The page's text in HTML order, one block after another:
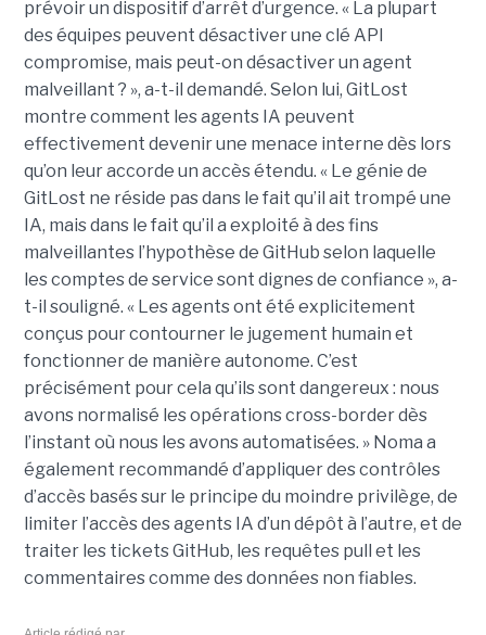
prévoir un dispositif d’arrêt d’urgence. « La plupart
des équipes peuvent désactiver une clé API
compromise, mais peut-on désactiver un agent
malveillant ? », a-t-il demandé. Selon lui, GitLost
montre comment les agents IA peuvent
effectivement devenir une menace interne dès lors
qu’on leur accorde un accès étendu. « Le génie de
GitLost ne réside pas dans le fait qu’il ait trompé une
IA, mais dans le fait qu’il a exploité à des fins
malveillantes l’hypothèse de GitHub selon laquelle
les comptes de service sont dignes de confiance », a-
t-il souligné. « Les agents ont été explicitement
conçus pour contourner le jugement humain et
fonctionner de manière autonome. C’est
précisément pour cela qu’ils sont dangereux : nous
avons normalisé les opérations cross-border dès
l’instant où nous les avons automatisées. » Noma a
également recommandé d’appliquer des contrôles
d’accès basés sur le principe du moindre privilège, de
limiter l’accès des agents IA d’un dépôt à l’autre, et de
traiter les tickets GitHub, les requêtes pull et les
commentaires comme des données non fiables.